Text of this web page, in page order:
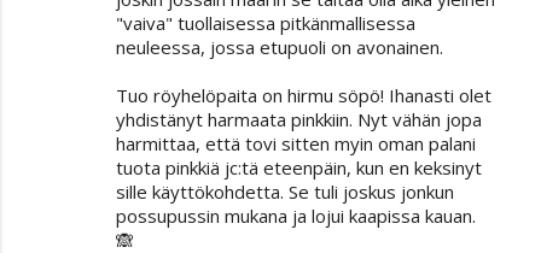
"vaiva" tuollaisessa pitkänmallisessa
neuleessa, jossa etupuoli on avonainen.
Tuo röyhelöpaita on hirmu söpö! Ihanasti olet
yhdistänyt harmaata pinkkiin. Nyt vähän jopa
harmittaa, että tovi sitten myin oman palani
tuota pinkkiä jc:tä eteenpäin, kun en keksinyt
sille käyttökohdetta. Se tuli joskus jonkun
possupussin mukana ja lojui kaapissa kauan.
🙈